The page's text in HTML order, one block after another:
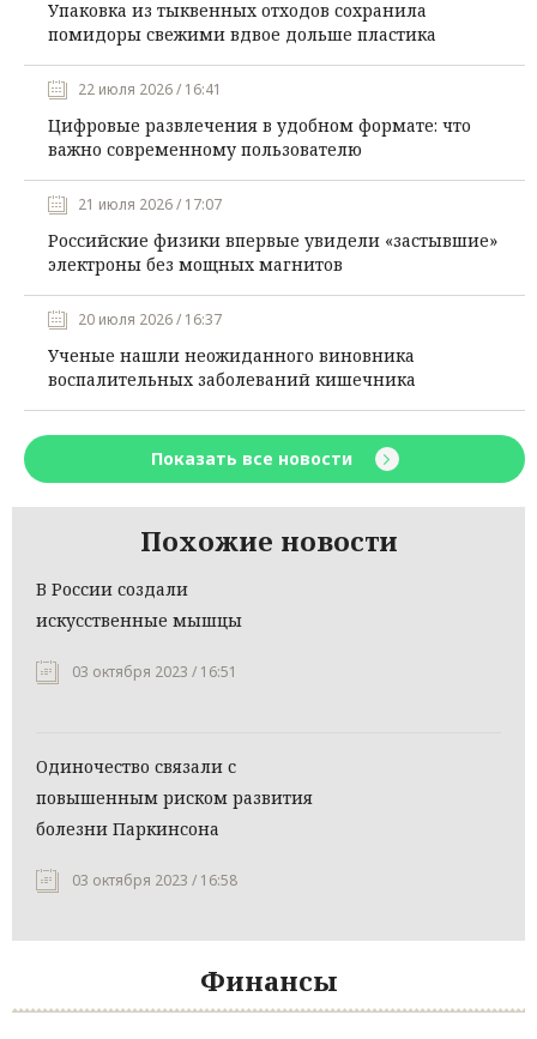
Упаковка из тыквенных отходов сохранила
помидоры свежими вдвое дольше пластика
22 июля 2026 / 16:41
Цифровые развлечения в удобном формате: что
важно современному пользователю
21 июля 2026 / 17:07
Российские физики впервые увидели «застывшие»
электроны без мощных магнитов
20 июля 2026 / 16:37
Ученые нашли неожиданного виновника
воспалительных заболеваний кишечника
Показать все новости
Похожие новости
В России создали
искусственные мышцы
03 октября 2023 / 16:51
Одиночество связали с
повышенным риском развития
болезни Паркинсона
03 октября 2023 / 16:58
Финансы